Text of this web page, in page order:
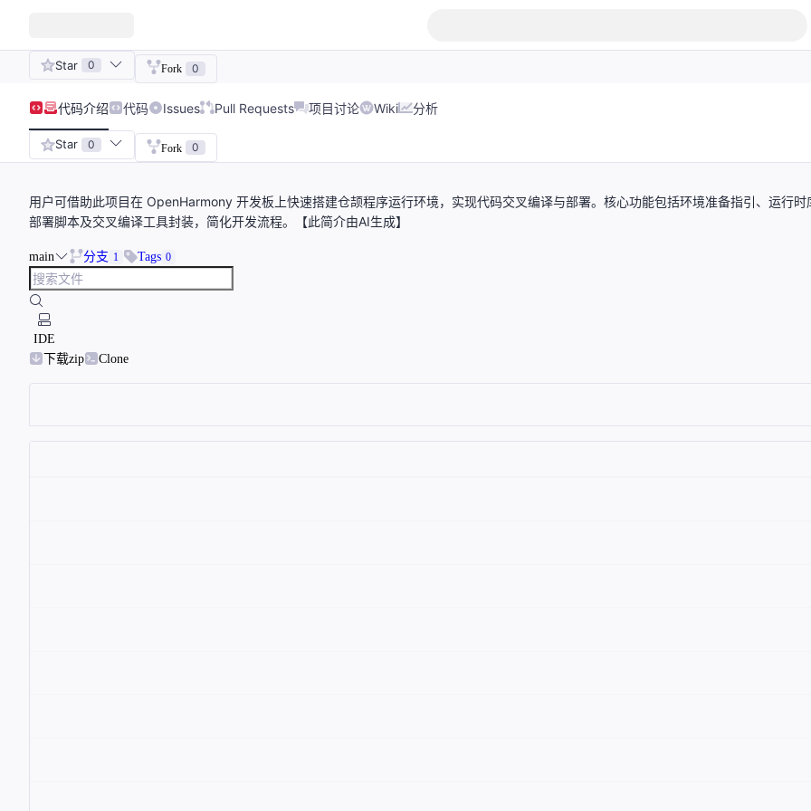
Star 0 Fork 0
代码介绍 代码 Issues Pull Requests 项目讨论 Wiki 分析
Star 0 Fork 0
用户可借助此项目在 OpenHarmony 开发板上快速搭建仓颉程序运行环境，实现代码交叉编译与部署。核心功能包括环境准备指引、运行时
部署脚本及交叉编译工具封装，简化开发流程。【此简介由AI生成】
main 分支 1 Tags 0
IDE
下载zip
Clone